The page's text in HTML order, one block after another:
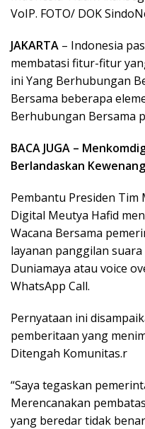
VoIP. FOTO/ DOK
JAKARTA – Indonesia
membatasi fitur-fitur
ini Yang Berhubungan
Bersama beberapa
Berhubungan Bersama
BACA JUGA –
Berlandaskan
Pembantu Presiden
Digital Meutya Hafid
Wacana Bersama
layanan panggilan
Duniamaya atau voice
WhatsApp Call.
Pernyataan ini
pemberitaan yang
Ditengah Komunitas.r
“Saya tegaskan
Merencanakan
yang beredar tidak